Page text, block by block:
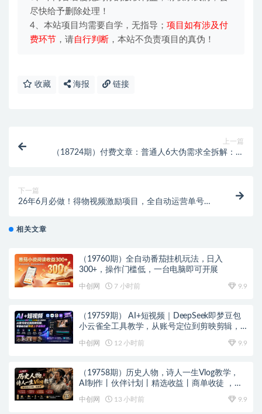
尽快给予删除处理！
4、本站项目均需要自学，无指导； 项目如有涉及付
费环节 ，请自行判断 ，本站不负责项目的真伪！
收藏 海报 链接
上一篇
（18724期）付费文章：普通人6大伪需求全拆解：减
下一篇
26年6月必做！得物视频激励项目，全自动运营单号月
相关文章
（19760期）全自动番茄挂机玩法，日入
300+，操作门槛低，一台电脑即可开展
中创网 7 小时前 9.9
（19759期） AI+短视频｜DeepSeek即梦豆包
小云雀全工具教学，从账号定位到剪映剪辑，
中创网 12 小时前 9.9
（19758期）历史人物，诗人一生Vlog教学，
AI制作丨伙伴计划丨精选收益丨商单收徒 ，新
中创网 13 小时前 9.9